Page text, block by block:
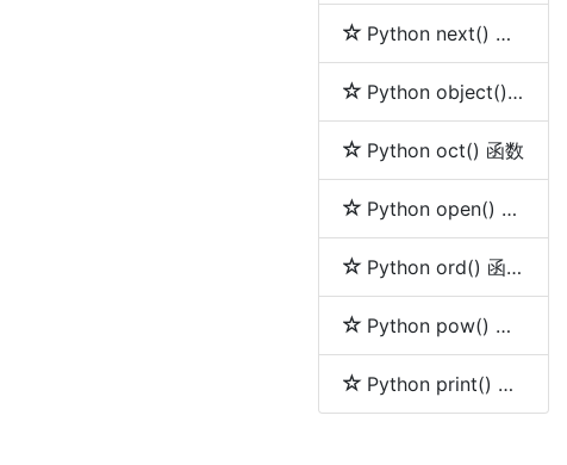
Python next() 函数
Python object() 函数
Python oct() 函数
Python open() 函数
Python ord() 函数
Python pow() 函数
Python print() 函数